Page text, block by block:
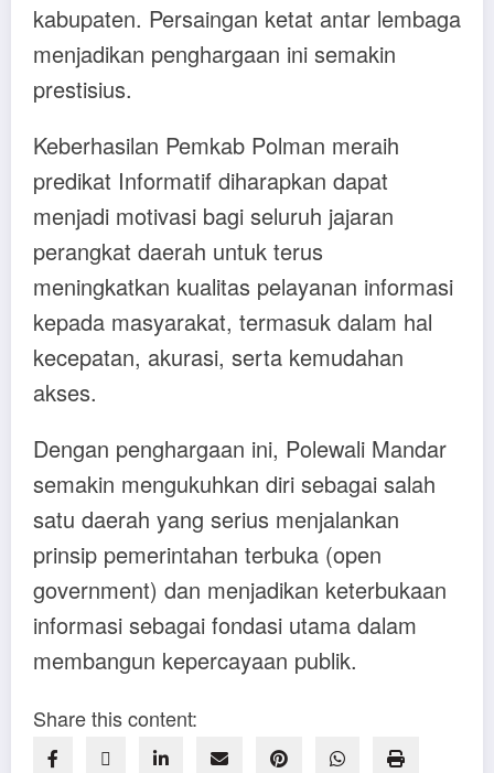
kabupaten. Persaingan ketat antar lembaga
menjadikan penghargaan ini semakin
prestisius.
Keberhasilan Pemkab Polman meraih
predikat Informatif diharapkan dapat
menjadi motivasi bagi seluruh jajaran
perangkat daerah untuk terus
meningkatkan kualitas pelayanan informasi
kepada masyarakat, termasuk dalam hal
kecepatan, akurasi, serta kemudahan
akses.
Dengan penghargaan ini, Polewali Mandar
semakin mengukuhkan diri sebagai salah
satu daerah yang serius menjalankan
prinsip pemerintahan terbuka (open
government) dan menjadikan keterbukaan
informasi sebagai fondasi utama dalam
membangun kepercayaan publik.
Share this content: